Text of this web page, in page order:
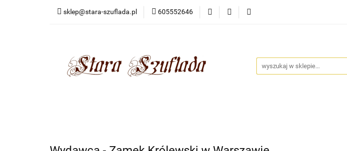
sklep@stara-szuflada.pl 605552646
NOWOŚCI STARA SZUFLADA